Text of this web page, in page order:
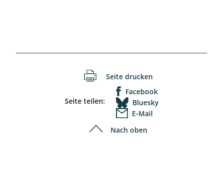
Seite drucken
Seite teilen:
Facebook
Bluesky
E-Mail
Nach oben